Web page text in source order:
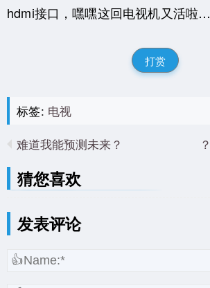
hdmi接口，嘿嘿这回电视机又活啦…
打赏
标签: 电视
难道我能预测未来？
猜您喜欢
发表评论